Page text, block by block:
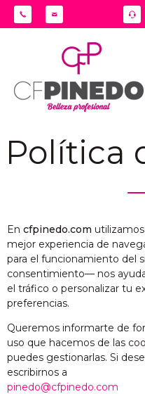
Política
En cfpinedo.com
mejor experiencia de
para el funcionamiento del
consentimiento— nos
el tráfico o personalizar tu
preferencias.
Queremos informarte de
uso que hacemos de las
puedes gestionarlas. Si
escribirnos a
pinedo@cfpinedo.com